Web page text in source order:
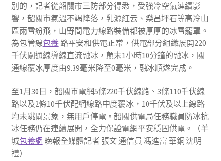
別的，記者從韶關市三防部分得悉，受強冷空氣連續影
響，韶關市氣溫不竭降落，乳源紅云、樂昌坪石等高冷山
區雨雪紛飛，山野間電力線路裝備都被厚厚的冰雪籠罩。
為包管線包養路平安和供電正常，供電部分組織展開220
千伏關通線導線直流融冰，顛末1小時10分鐘的融冰，關
通線覆冰厚度由9.39毫米降至0毫米，融冰順遂完成。
至1月30日，韶關市電網5條220千伏線路、3條110千伏線
路以及2條10千伏配網線路中度覆冰，10千伏及以上線路
均未跳閘景象，無用戶停電。韶關供電局任務職員防冰抗
冰任務仍在連續展開，全力保證電網平安穩固供電。（羊
城包養網 晚報全媒體記者 張文 通信員 馮進富 華銅 沈明
禮）